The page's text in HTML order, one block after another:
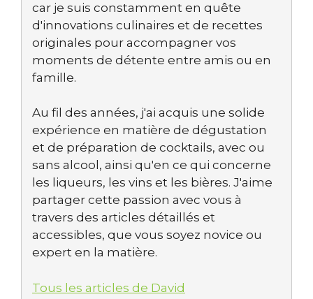
car je suis constamment en quête
d'innovations culinaires et de recettes
originales pour accompagner vos
moments de détente entre amis ou en
famille.
Au fil des années, j'ai acquis une solide
expérience en matière de dégustation
et de préparation de cocktails, avec ou
sans alcool, ainsi qu'en ce qui concerne
les liqueurs, les vins et les bières. J'aime
partager cette passion avec vous à
travers des articles détaillés et
accessibles, que vous soyez novice ou
expert en la matière.
Tous les articles de David